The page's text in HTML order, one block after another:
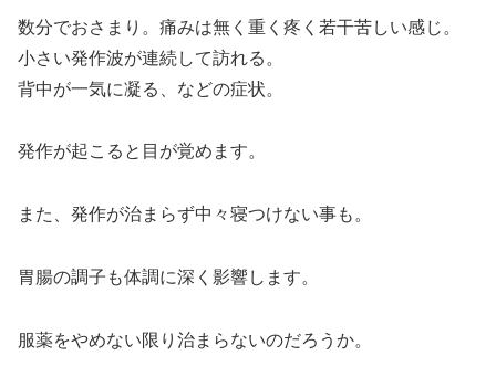
数分でおさまり。痛みは無く重く疼く若干苦しい感じ。
小さい発作波が連続して訪れる。
背中が一気に凝る、などの症状。
発作が起こると目が覚めます。
また、発作が治まらず中々寝つけない事も。
胃腸の調子も体調に深く影響します。
服薬をやめない限り治まらないのだろうか。